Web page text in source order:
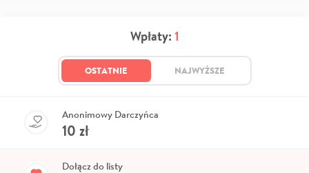
Wpłaty: 1
OSTATNIE NAJWYŻSZE
Anonimowy Darczyńca
10 zł
Dołącz do listy